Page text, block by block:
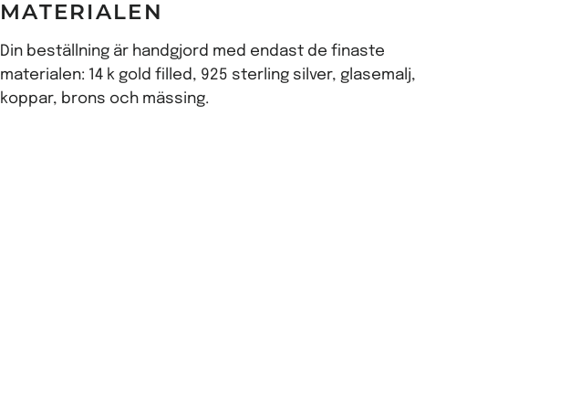
MATERIALEN
Din beställning är handgjord med endast de finaste
materialen: 14 k gold filled, 925 sterling silver, glasemalj,
koppar, brons och mässing.